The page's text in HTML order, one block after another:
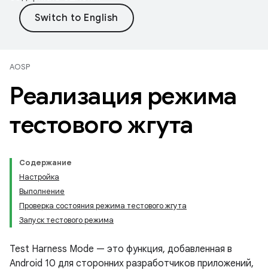
AOSP
Реализация режима
тестового жгута
Содержание
Настройка
Выполнение
Проверка состояния режима тестового жгута
Запуск тестового режима
Test Harness Mode — это функция, добавленная в
Android 10 для сторонних разработчиков приложений,